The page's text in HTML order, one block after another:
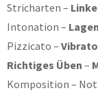
Stricharten –
Intonation –
Pizzicato – Vibrato
Richtiges Üben –
Komposition –